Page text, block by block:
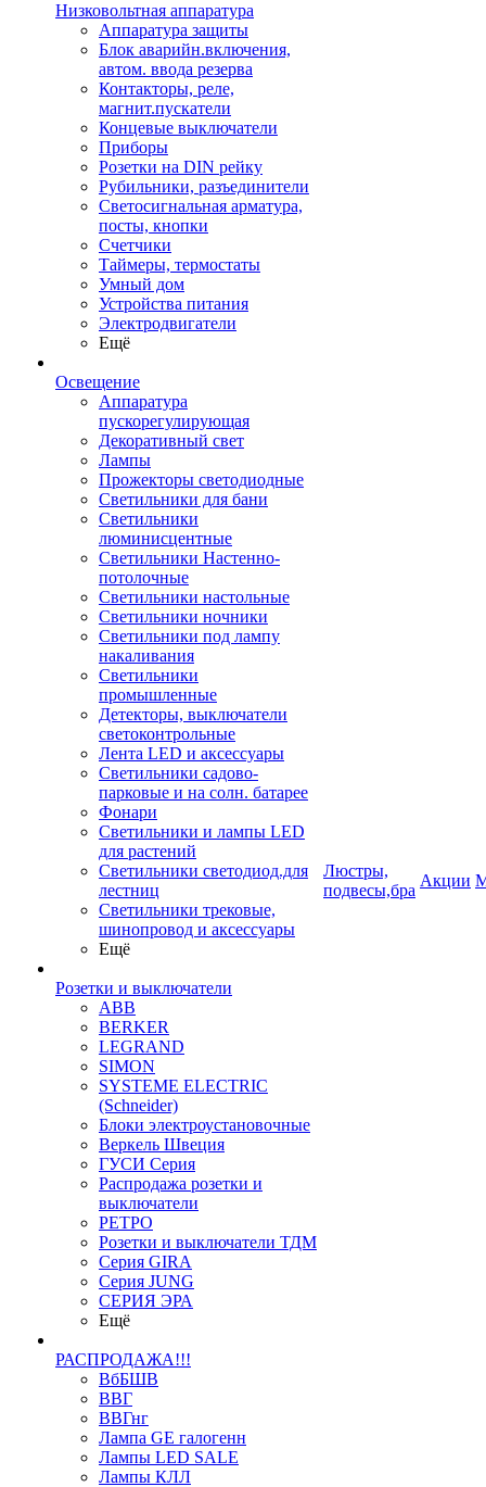
Низковольтная аппаратура
Аппаратура защиты
Блок аварийн.включения,
автом. ввода резерва
Контакторы, реле,
магнит.пускатели
Концевые выключатели
Приборы
Розетки на DIN рейку
Рубильники, разъединители
Светосигнальная арматура,
посты, кнопки
Счетчики
Таймеры, термостаты
Умный дом
Устройства питания
Электродвигатели
Ещё
Освещение
Аппаратура
пускорегулирующая
Декоративный свет
Лампы
Прожекторы светодиодные
Светильники для бани
Светильники
люминисцентные
Светильники Настенно-
потолочные
Светильники настольные
Светильники ночники
Светильники под лампу
накаливания
Светильники
промышленные
Детекторы, выключатели
светоконтрольные
Лента LED и аксессуары
Светильники садово-
парковые и на солн. батарее
Фонари
Светильники и лампы LED
для растений
Светильники светодиод.для
лестниц
Светильники трековые,
шинопровод и аксессуары
Ещё
Розетки и выключатели
ABB
BERKER
LEGRAND
SIMON
SYSTEME ELECTRIC
(Schneider)
Блоки электроустановочные
Веркель Швеция
ГУСИ Серия
Распродажа розетки и
выключатели
РЕТРО
Розетки и выключатели ТДМ
Серия GIRA
Серия JUNG
СЕРИЯ ЭРА
Ещё
РАСПРОДАЖА!!!
ВбБШВ
ВВГ
ВВГнг
Лампа GE галогенн
Лампы LED SALE
Лампы КЛЛ
Люстры,
подвесы,бра
Акции